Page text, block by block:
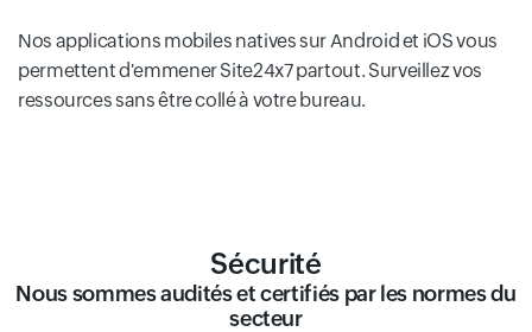
Nos applications mobiles natives sur Android et iOS vous
permettent d'emmener Site24x7 partout. Surveillez vos
ressources sans être collé à votre bureau.
Sécurité
Nous sommes audités et certifiés par les normes du
secteur